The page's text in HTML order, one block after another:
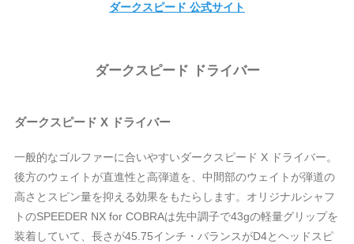
ダークスピード 公式サイト
ダークスピード ドライバー
ダークスピード X ドライバー
一般的なゴルファーに合いやすいダークスピード X ドライバー。
後方のウェイトが直進性と高弾道を、中間部のウェイトが弾道の
高さとスピン量を抑える効果をもたらします。オリジナルシャフ
トのSPEEDER NX for COBRAは先中調子で43gの軽量グリップを
装着していて、長さが45.75インチ・バランスがD4とヘッドスピ